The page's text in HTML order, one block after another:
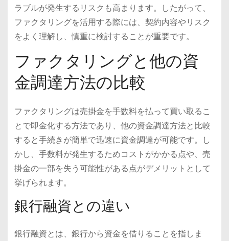
ラブルが発生するリスクも高まります。したがって、
ファクタリングを活用する際には、契約内容やリスク
をよく理解し、慎重に検討することが重要です。
ファクタリングと他の資
金調達方法の比較
ファクタリングは売掛金を手数料を払って買い取るこ
とで即金化する方法であり、他の資金調達方法と比較
すると手続きが簡単で迅速に資金調達が可能です。し
かし、手数料が発生するためコストがかかる点や、売
掛金の一部を失う可能性がある点がデメリットとして
挙げられます。
銀行融資との違い
銀行融資とは、銀行から資金を借りることを指しま